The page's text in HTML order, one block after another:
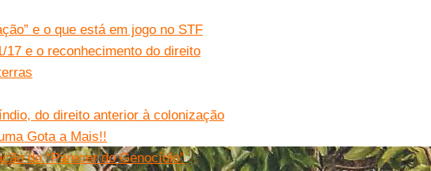
e o que está em jogo no STF
17 e o reconhecimento do direito
do direito anterior à colonização
Gota a Mais!!
do “Parecer do Genocídio”